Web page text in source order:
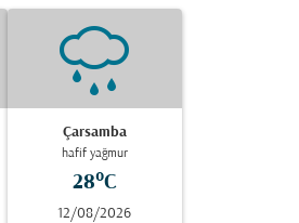
Çarsamba
hafif yağmur
28°C
12/08/2026